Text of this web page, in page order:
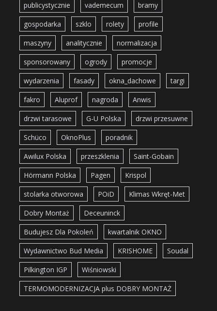
publicystycznie vademecum bramy
gospodarka szklo rolety profile
maszyny analitycznie normalizacja
sponsorowany ogrody promocje
wydarzenia fasady okna_dachowe targi
fakro Aluprof nagroda Anwis
drzwi tarasowe G-U Polska drzwi przesuwne
Schüco OknoPlus poradnik
Awilux Polska przeszklenia Saint-Gobain
Hörmann Polska Pagen Krispol
stolarka otworowa POiD Klimas Wkręt-Met
Dobry Montaż Deceuninck
Budujesz Dla Pokoleń kwartalnik OKNO
Wydawnictwo Bud Media KRISHOME Soudal
Pilkington IGP Wiśniowski
TERMOMODERNIZACJA plus DOBRY MONTAŻ